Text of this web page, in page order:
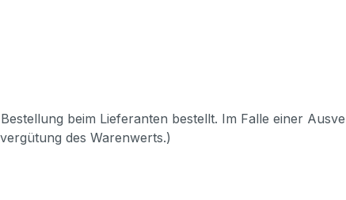
beim Lieferanten bestellt. Im Falle einer
des Warenwerts.)